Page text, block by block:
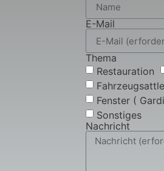
E-Mail
Thema
Restauration
Fenster (
Sonstiges
Nachricht